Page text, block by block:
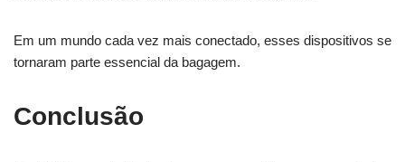
Em um mundo cada vez mais conectado, esses dispositivos se
tornaram parte essencial da bagagem.
Conclusão